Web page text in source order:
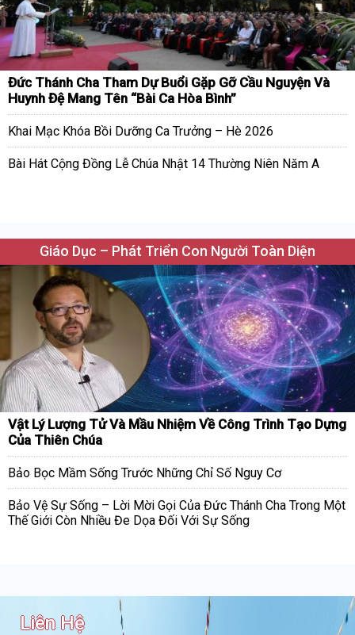
Đức Thánh Cha Tham Dự Buổi Gặp Gỡ Cầu Nguyện Và
Huynh Đệ Mang Tên “Bài Ca Hòa Bình”
Khai Mạc Khóa Bồi Dưỡng Ca Trưởng – Hè 2026
Bài Hát Cộng Đồng Lễ Chúa Nhật 14 Thường Niên Năm A
Giáo Dục – Phát Triển Con Người Toàn Diện
Vật Lý Lượng Tử Và Mầu Nhiệm Về Công Trình Tạo Dựng
Của Thiên Chúa
Bảo Bọc Mầm Sống Trước Những Chỉ Số Nguy Cơ
Bảo Vệ Sự Sống – Lời Mời Gọi Của Đức Thánh Cha Trong Một
Thế Giới Còn Nhiều Đe Dọa Đối Với Sự Sống
Liên Hệ